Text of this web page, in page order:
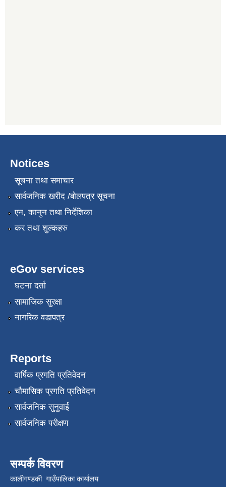
Notices
सूचना तथा समाचार
सार्वजनिक खरीद /बोलपत्र सूचना
एन, कानुन तथा निर्देशिका
कर तथा शुल्कहरु
eGov services
घटना दर्ता
सामाजिक सुरक्षा
नागरिक वडापत्र
Reports
वार्षिक प्रगति प्रतिवेदन
चौमासिक प्रगति प्रतिवेदन
सार्वजनिक सुनुवाई
सार्वजनिक परीक्षण
सम्पर्क विवरण
कालीगण्डकी गाउँपालिका कार्यालय